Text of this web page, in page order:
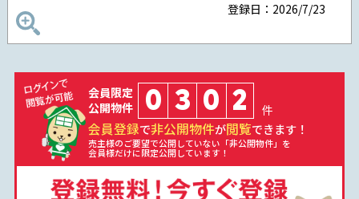
登録日：2026/7/23
会員限定
公開物件
0 3 0 2 件
会員登録で非公開物件が閲覧できます！
売主様のご要望で公開していない「非公開物件」を
会員様だけに限定公開しています！